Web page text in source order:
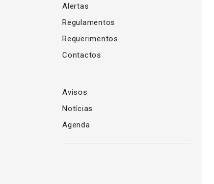
Alertas
Regulamentos
Requerimentos
Contactos
Avisos
Notícias
Agenda